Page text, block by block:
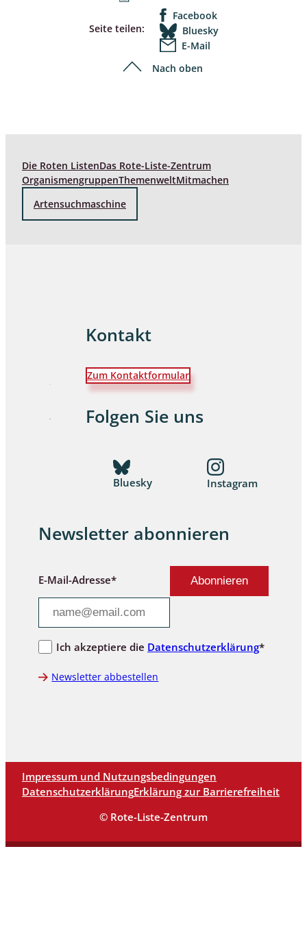
Seite teilen:
Facebook
Bluesky
E-Mail
Nach oben
Die Roten ListenDas Rote-Liste-Zentrum
OrganismengruppenThemenweltMitmachen
Artensuchmaschine
Kontakt
Zum Kontaktformular
Folgen Sie uns
Bluesky Instagram
Newsletter abonnieren
E-Mail-Adresse*
Ich akzeptiere die Datenschutzerklärung*
Newsletter abbestellen
Impressum und Nutzungsbedingungen
DatenschutzerklärungErklärung zur Barrierefreiheit
© Rote-Liste-Zentrum